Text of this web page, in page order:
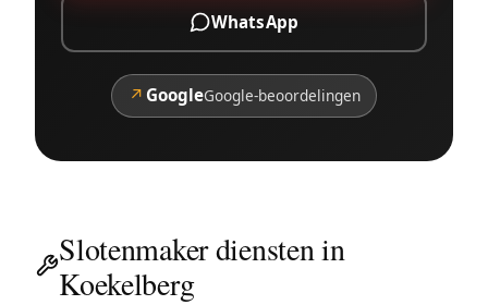
WhatsApp
↗ GoogleGoogle-beoordelingen
Slotenmaker diensten in
Koekelberg